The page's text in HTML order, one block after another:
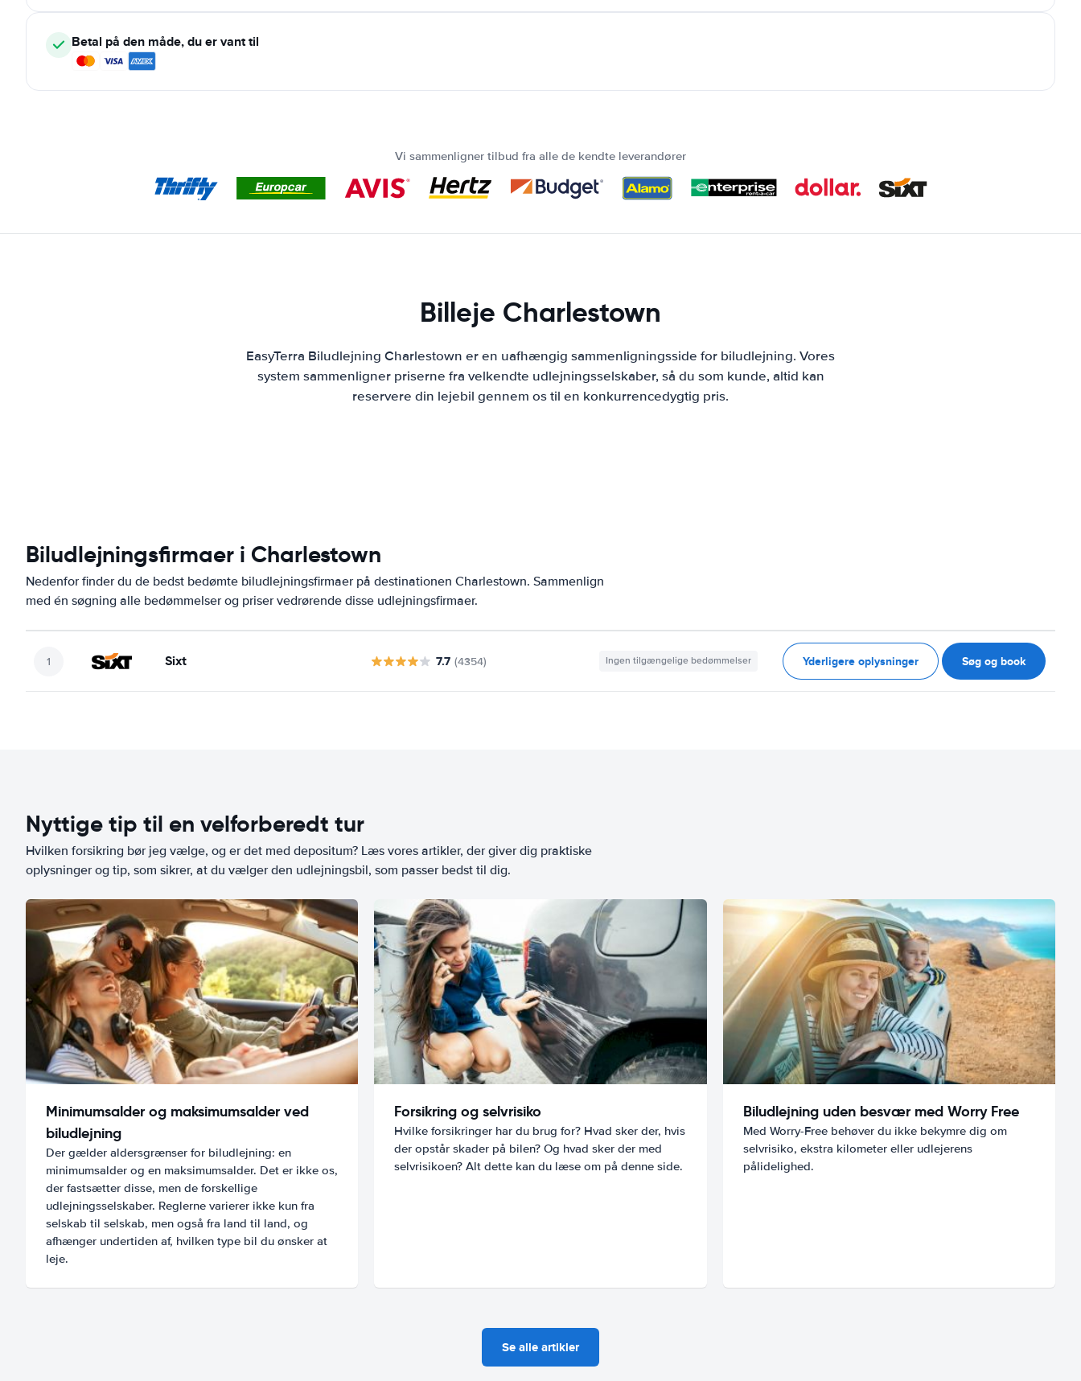
Betal på den måde, du er vant til
Vi sammenligner tilbud fra alle de kendte leverandører
Billeje Charlestown
EasyTerra Biludlejning Charlestown er en uafhængig sammenligningsside for biludlejning. Vores
system sammenligner priserne fra velkendte udlejningsselskaber, så du som kunde, altid kan
reservere din lejebil gennem os til en konkurrencedygtig pris.
Biludlejningsfirmaer i Charlestown
Nedenfor finder du de bedst bedømte biludlejningsfirmaer på destinationen Charlestown. Sammenlign
med én søgning alle bedømmelser og priser vedrørende disse udlejningsfirmaer.
Sixt 7.7 (4354) Ingen tilgængelige bedømmelser Yderligere oplysninger Søg og book
Nyttige tip til en velforberedt tur
Hvilken forsikring bør jeg vælge, og er det med depositum? Læs vores artikler, der giver dig praktiske
oplysninger og tip, som sikrer, at du vælger den udlejningsbil, som passer bedst til dig.
Minimumsalder og maksimumsalder ved
biludlejning
Der gælder aldersgrænser for biludlejning: en
minimumsalder og en maksimumsalder. Det er ikke os,
der fastsætter disse, men de forskellige
udlejningsselskaber. Reglerne varierer ikke kun fra
selskab til selskab, men også fra land til land, og
afhænger undertiden af, hvilken type bil du ønsker at
leje.
Forsikring og selvrisiko
Hvilke forsikringer har du brug for? Hvad sker der, hvis
der opstår skader på bilen? Og hvad sker der med
selvrisikoen? Alt dette kan du læse om på denne side.
Biludlejning uden besvær med Worry Free
Med Worry-Free behøver du ikke bekymre dig om
selvrisiko, ekstra kilometer eller udlejerens
pålidelighed.
Se alle artikler